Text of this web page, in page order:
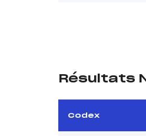
Résultats
Codex